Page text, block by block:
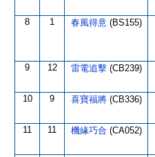
8 1 春風得意 (BS155)
9 12 雷電追擊 (CB239)
10 9 喜寶福將 (CB336)
11 11 機緣巧合 (CA052)